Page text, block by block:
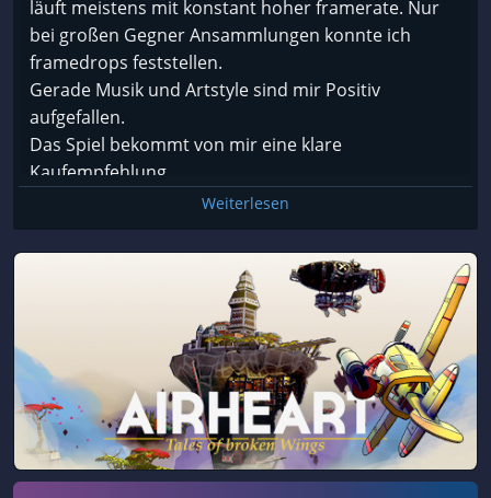
läuft meistens mit konstant hoher framerate. Nur
bei großen Gegner Ansammlungen konnte ich
framedrops feststellen.
Gerade Musik und Artstyle sind mir Positiv
aufgefallen.
Das Spiel bekommt von mir eine klare
Kaufempfehlung.
Weiterlesen